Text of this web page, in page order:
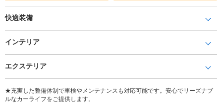
快適装備
インテリア
エクステリア
★充実した整備体制で車検やメンテナンスも対応可能です。安心でリーズナブ
ルなカーライフをご提供します。